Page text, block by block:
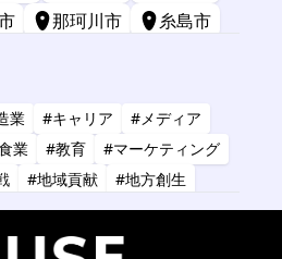
那珂川市
糸島市
業 #キャリア
#メディア
業 #教育
#マーケティング
#地域貢献
#地方創生
ティスト #金融
#IT
#コーチング
#コンサルタント